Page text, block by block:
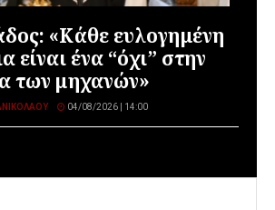
«Κάθε ευλογημένη
είναι ένα “όχι” στην
των μηχανών»
04/08/2026 | 14:00